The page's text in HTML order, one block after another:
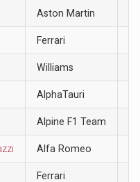
Aston Martin
Ferrari
Williams
AlphaTauri
Alpine F1 Team
Alfa Romeo
Ferrari